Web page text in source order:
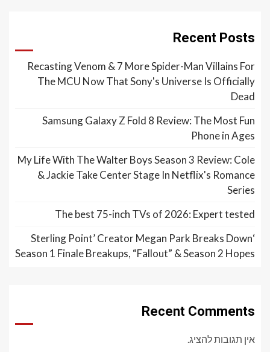
Recent Posts
Recasting Venom & 7 More Spider-Man Villains For
The MCU Now That Sony's Universe Is Officially
Dead
Samsung Galaxy Z Fold 8 Review: The Most Fun
Phone in Ages
My Life With The Walter Boys Season 3 Review: Cole
& Jackie Take Center Stage In Netflix's Romance
Series
The best 75-inch TVs of 2026: Expert tested
‘Sterling Point’ Creator Megan Park Breaks Down
Season 1 Finale Breakups, “Fallout” & Season 2 Hopes
Recent Comments
אין תגובות להציג.